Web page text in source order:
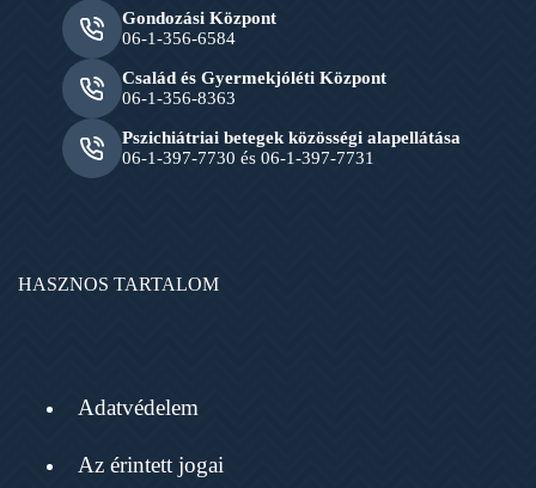
Gondozási Központ
06-1-356-6584
Család és Gyermekjóléti Központ
06-1-356-8363
Pszichiátriai betegek közösségi alapellátása
06-1-397-7730 és 06-1-397-7731
HASZNOS TARTALOM
Adatvédelem
Az érintett jogai